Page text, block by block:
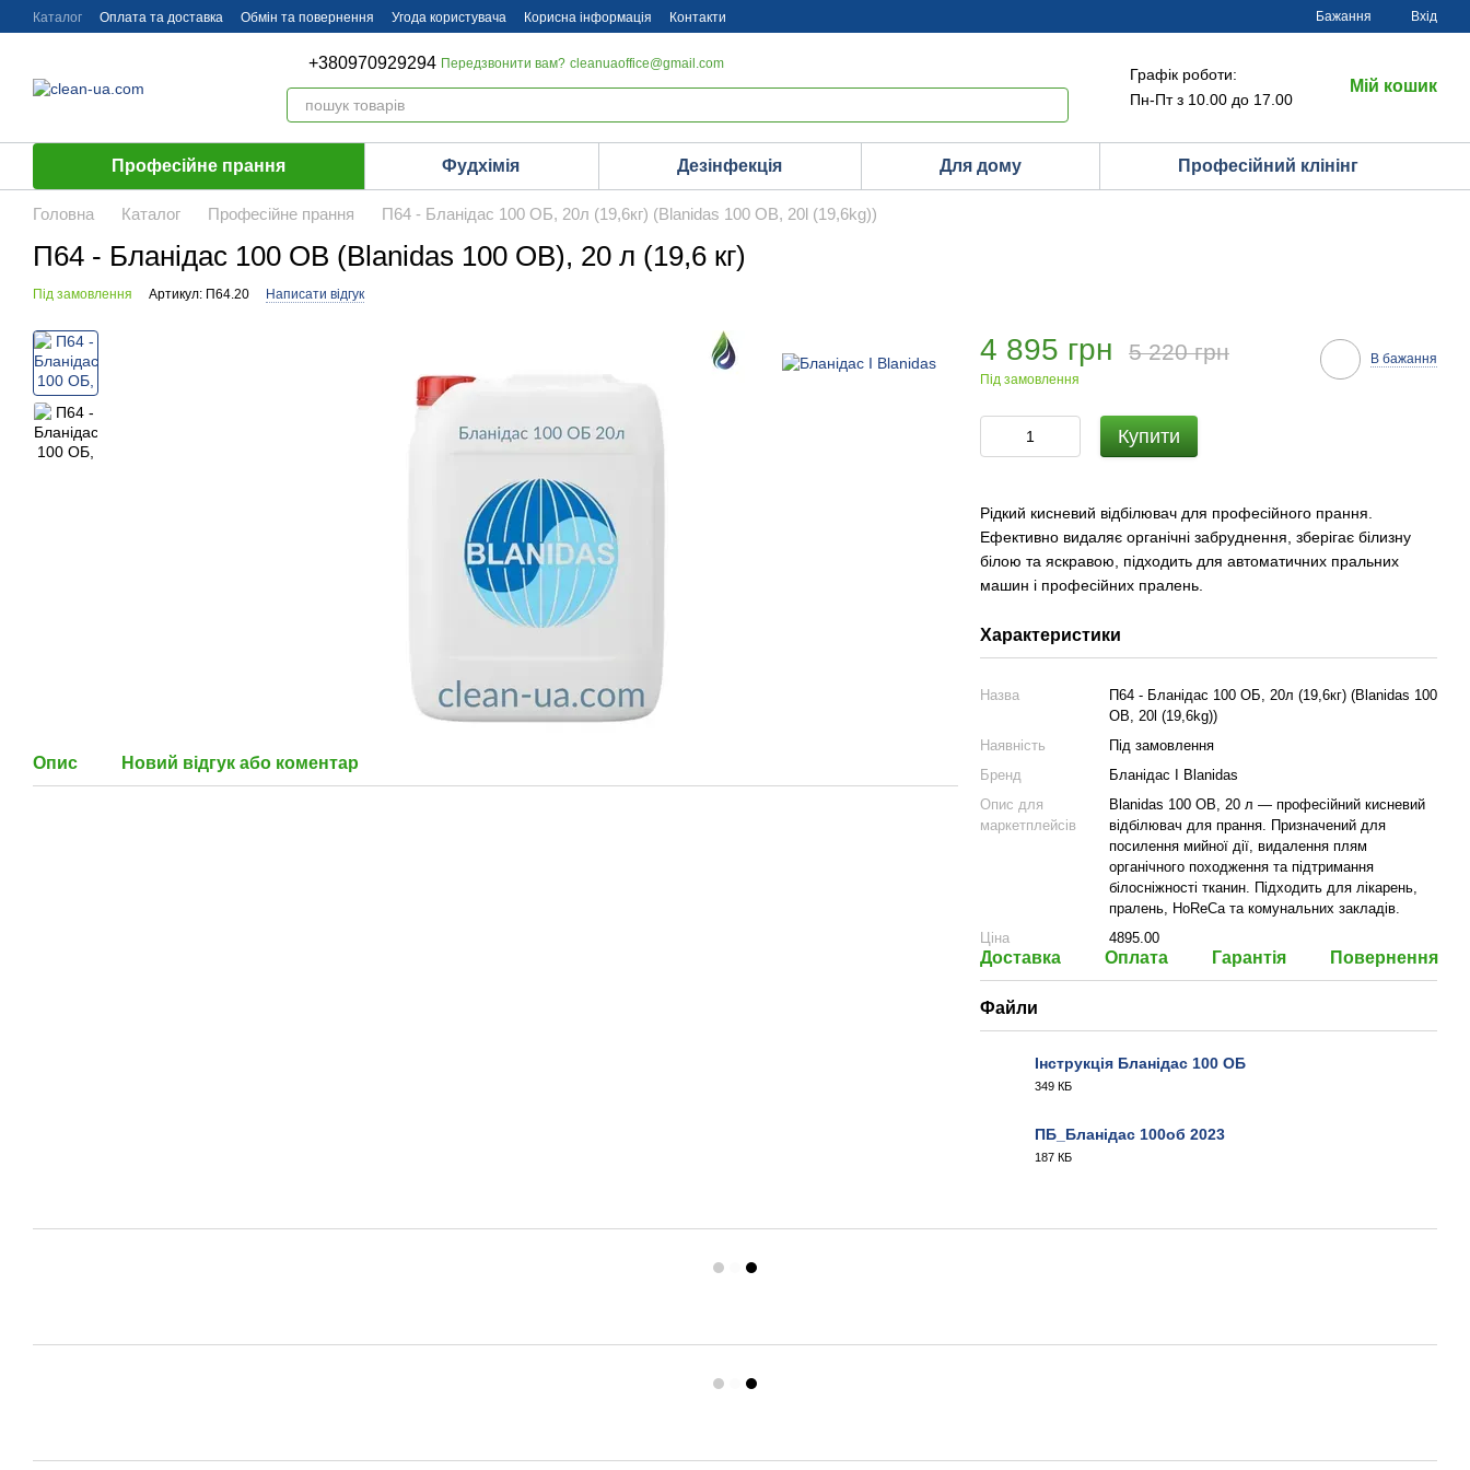
Перейти до основного контенту
Каталог Оплата та доставка Обмін та повернення Угода користувача Корисна інформація Контакти Бажання Вхід
+380970929294 Передзвонити вам? cleanuaoffice@gmail.com
Графік роботи:
Пн-Пт з 10.00 до 17.00
Мій кошик
Професійне прання Фудхімія Дезінфекція Для дому Професійний клінінг
Головна Каталог Професійне прання П64 - Бланідас 100 ОБ, 20л (19,6кг) (Blanidas 100 OB, 20l (19,6kg))
П64 - Бланідас 100 OB (Blanidas 100 OB), 20 л (19,6 кг)
Під замовлення Артикул: П64.20 Написати відгук
Опис Новий відгук або коментар
4 895 грн 5 220 грн
Під замовлення
В бажання
Купити
Рідкий кисневий відбілювач для професійного прання.
Ефективно видаляє органічні забруднення, зберігає білизну
білою та яскравою, підходить для автоматичних пральних
машин і професійних пралень.
Характеристики
Назва
П64 - Бланідас 100 ОБ, 20л (19,6кг) (Blanidas 100
OB, 20l (19,6kg))
Наявність
Під замовлення
Бренд
Бланідас І Blanidas
Опис для
маркетплейсів
Blanidas 100 OB, 20 л — професійний кисневий
відбілювач для прання. Призначений для
посилення мийної дії, видалення плям
органічного походження та підтримання
білосніжності тканин. Підходить для лікарень,
пралень, HoReCa та комунальних закладів.
Ціна
4895.00
Доставка Оплата Гарантія Повернення
Файли
Інструкція Бланідас 100 ОБ
349 КБ
ПБ_Бланідас 100об 2023
187 КБ